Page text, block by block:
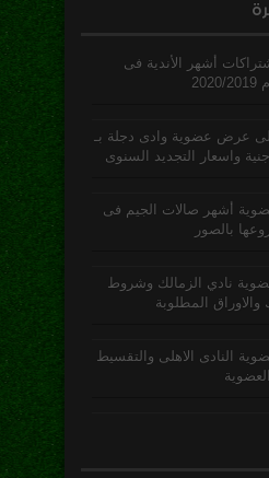
أشهر الأندية فى
عرض عضوية وادى دجلة بـ
أشهر صالات الجيم فى
بالصور
نادي الزمالك وشروط
والاوراق المطلوبة
النادى الاهلى والتقسيط